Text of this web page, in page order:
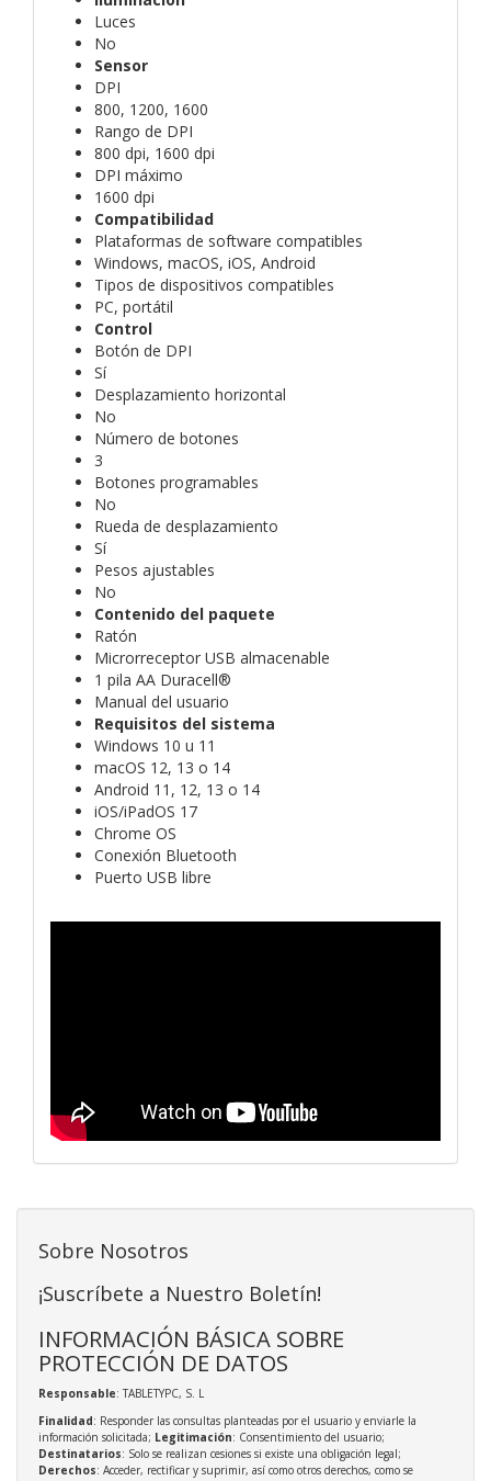
Luces
No
Sensor
DPI
800, 1200, 1600
Rango de DPI
800 dpi, 1600 dpi
DPI máximo
1600 dpi
Compatibilidad
Plataformas de software compatibles
Windows, macOS, iOS, Android
Tipos de dispositivos compatibles
PC, portátil
Control
Botón de DPI
Sí
Desplazamiento horizontal
No
Número de botones
3
Botones programables
No
Rueda de desplazamiento
Sí
Pesos ajustables
No
Contenido del paquete
Ratón
Microrreceptor USB almacenable
1 pila AA Duracell®
Manual del usuario
Requisitos del sistema
Windows 10 u 11
macOS 12, 13 o 14
Android 11, 12, 13 o 14
iOS/iPadOS 17
Chrome OS
Conexión Bluetooth
Puerto USB libre
Sobre Nosotros
¡Suscríbete a Nuestro Boletín!
INFORMACIÓN BÁSICA SOBRE
PROTECCIÓN DE DATOS
Responsable: TABLETYPC, S. L
Finalidad: Responder las consultas planteadas por el usuario y enviarle la
información solicitada; Legitimación: Consentimiento del usuario;
Destinatarios: Solo se realizan cesiones si existe una obligación legal;
Derechos: Acceder, rectificar y suprimir, así como otros derechos, como se